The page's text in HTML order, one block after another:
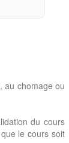
au chomage ou
du cours
le cours soit